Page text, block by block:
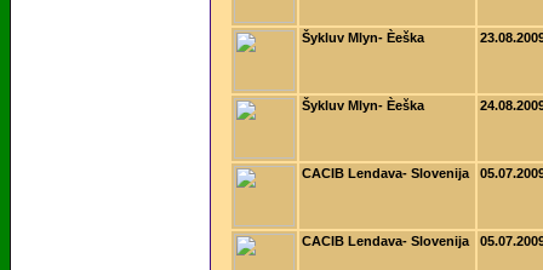
Šykluv Mlyn- Èeška
Šykluv Mlyn- Èeška
CACIB Lendava- Slovenija
CACIB Lendava- Slovenija